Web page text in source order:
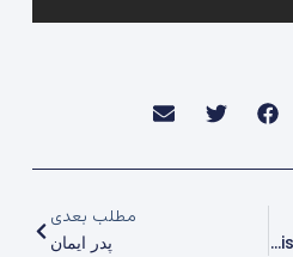
“On Missing The Whole Truth”
مطلب بعدی
پدر ایمان